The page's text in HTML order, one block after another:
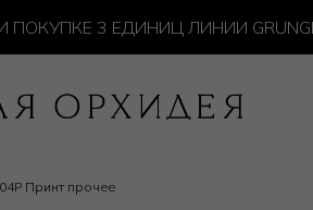
3 ЕДИНИЦ ЛИНИИ GRUNGE
Принт прочее